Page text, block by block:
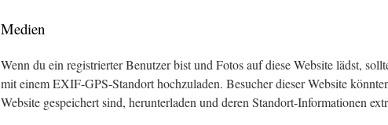
Medien
Wenn du ein registrierter Benutzer bist und Fotos auf diese Website lädst,
mit einem EXIF-GPS-Standort hochzuladen. Besucher dieser Website
Website gespeichert sind, herunterladen und deren Standort-Informationen